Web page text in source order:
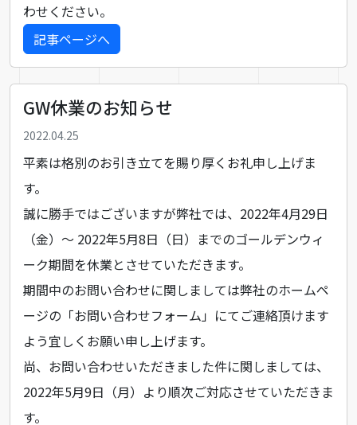
わせください。
記事ページへ
GW休業のお知らせ
2022.04.25
平素は格別のお引き立てを賜り厚くお礼申し上げま
す。
誠に勝手ではございますが弊社では、2022年4月29日
（金）～ 2022年5月8日（日）までのゴールデンウィ
ーク期間を休業とさせていただきます。
期間中のお問い合わせに関しましては弊社のホームペ
ージの「お問い合わせフォーム 」にてご連絡頂けます
よう宜しくお願い申し上げます。
尚、お問い合わせいただきました件に関しましては、
2022年5月9日（月）より順次ご対応させていただきま
す。